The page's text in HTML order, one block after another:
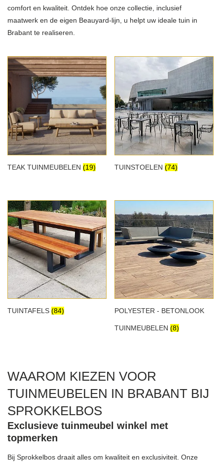
comfort en kwaliteit. Ontdek hoe onze collectie, inclusief
maatwerk en de eigen Beauyard-lijn, u helpt uw ideale tuin in
Brabant te realiseren.
TEAK TUINMEUBELEN (19) TUINSTOELEN(74)
TUINTAFELS (84) POLYESTER - BETONLOOK
TUINMEUBELEN(8)
WAAROM KIEZEN VOOR
TUINMEUBELEN IN BRABANT BIJ
SPROKKELBOS
Exclusieve tuinmeubel winkel met
topmerken
Bij Sprokkelbos draait alles om kwaliteit en exclusiviteit. Onze